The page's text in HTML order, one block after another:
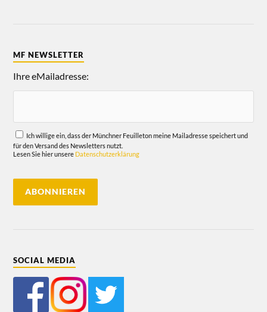
MF NEWSLETTER
Ihre eMailadresse:
Ich willige ein, dass der Münchner Feuilleton meine Mailadresse speichert und
für den Versand des Newsletters nutzt.
Lesen Sie hier unsere Datenschutzerklärung
SOCIAL MEDIA